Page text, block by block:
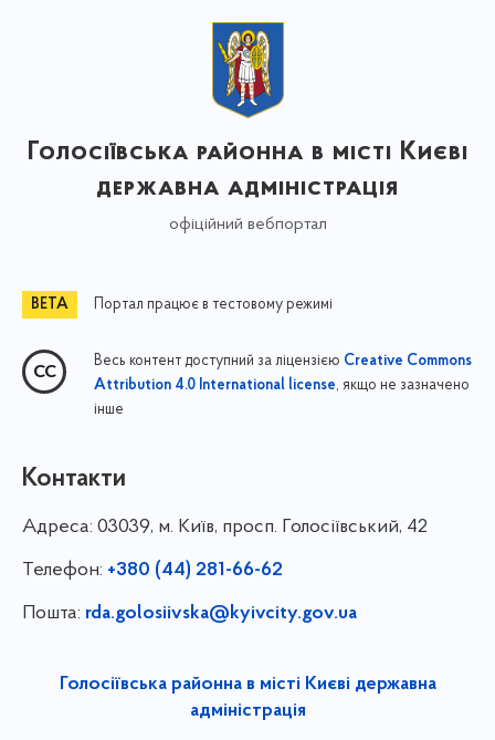
Голосіївська районна в місті Києві
державна адміністрація
офіційний вебпортал
Портал працює в тестовому режимі
Весь контент доступний за ліцензією Creative Commons
Attribution 4.0 International license, якщо не зазначено
інше
Контакти
Адреса: 03039, м. Київ, просп. Голосіївський, 42
Телефон: +380 (44) 281-66-62
Пошта: rda.golosiivska@kyivcity.gov.ua
Голосіївська районна в місті Києві державна
адміністрація